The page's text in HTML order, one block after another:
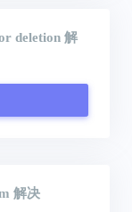
deletion 解
解决